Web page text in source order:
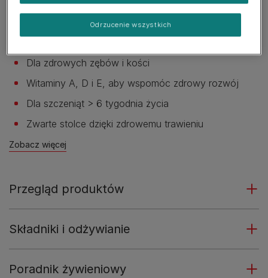
Bez barwników
Dla zdrowych zębów i kości
Witaminy A, D i E, aby wspomóc zdrowy rozwój
Dla szczeniąt > 6 tygodnia życia
Zwarte stolce dzięki zdrowemu trawieniu
Zobacz więcej
Przegląd produktów
Składniki i odżywianie
Poradnik żywieniowy
Odrzucenie wszystkich